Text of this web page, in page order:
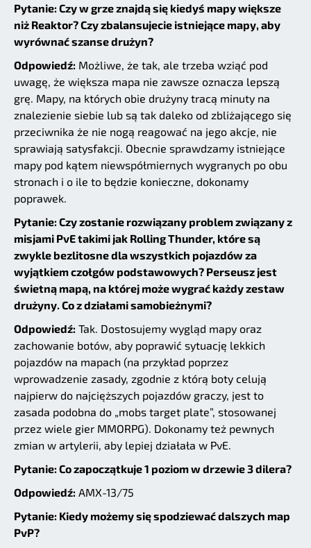
Pytanie: Czy w grze znajdą się kiedyś mapy większe
niż Reaktor? Czy zbalansujecie istniejące mapy, aby
wyrównać szanse drużyn?
Odpowiedź: Możliwe, że tak, ale trzeba wziąć pod
uwagę, że większa mapa nie zawsze oznacza lepszą
grę. Mapy, na których obie drużyny tracą minuty na
znalezienie siebie lub są tak daleko od zbliżającego się
przeciwnika że nie nogą reagować na jego akcje, nie
sprawiają satysfakcji. Obecnie sprawdzamy istniejące
mapy pod kątem niewspółmiernych wygranych po obu
stronach i o ile to będzie konieczne, dokonamy
poprawek.
Pytanie: Czy zostanie rozwiązany problem związany z
misjami PvE takimi jak Rolling Thunder, które są
zwykle bezlitosne dla wszystkich pojazdów za
wyjątkiem czołgów podstawowych? Perseusz jest
świetną mapą, na której może wygrać każdy zestaw
drużyny. Co z działami samobieżnymi?
Odpowiedź: Tak. Dostosujemy wygląd mapy oraz
zachowanie botów, aby poprawić sytuację lekkich
pojazdów na mapach (na przykład poprzez
wprowadzenie zasady, zgodnie z którą boty celują
najpierw do najcięższych pojazdów graczy, jest to
zasada podobna do „mobs target plate”, stosowanej
przez wiele gier MMORPG). Dokonamy też pewnych
zmian w artylerii, aby lepiej działała w PvE.
Pytanie: Co zapoczątkuje 1 poziom w drzewie 3 dilera?
Odpowiedź: AMX-13/75
Pytanie: Kiedy możemy się spodziewać dalszych map
PvP?